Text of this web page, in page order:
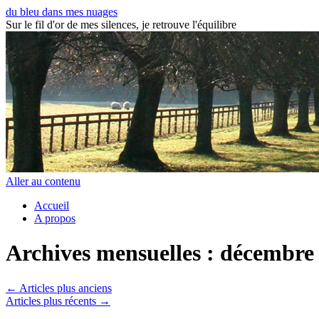
du bleu dans mes nuages
Sur le fil d'or de mes silences, je retrouve l'équilibre
Aller au contenu
Accueil
A propos
Archives mensuelles : décembre
← Articles plus anciens
Articles plus récents →